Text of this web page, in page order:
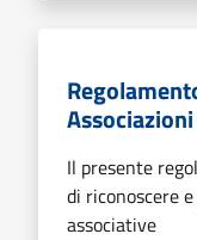
Associazioni
Il presente
di riconoscere
associative